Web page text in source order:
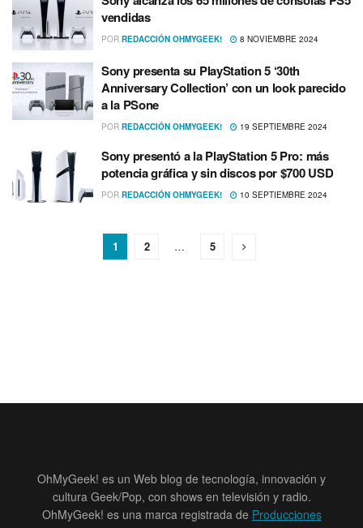
vendidas
POR REDACCIÓN OHMYGEEK! 8 NOVIEMBRE 2024
Sony presenta su PlayStation 5 ‘30th
Anniversary Collection’ con un look parecido
a la PSone
POR REDACCIÓN OHMYGEEK! 19 SEPTIEMBRE 2024
Sony presentó a la PlayStation 5 Pro: más
potencia gráfica y sin discos por $700 USD
POR REDACCIÓN OHMYGEEK! 10 SEPTIEMBRE 2024
1 2 … 5
OhMyGeek! es un Web blog de tecnología, innovación y
cultura Geek/Pop, con shows en televisión y radio.
OhMyGeek! es una marca registrada de Producciones